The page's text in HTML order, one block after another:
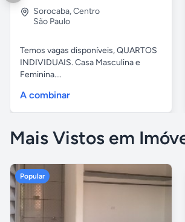
Sorocaba,Centro
São Paulo
Temos vagas disponíveis, QUARTOS
INDIVIDUAIS. Casa Masculina e
Feminina....
A combinar
Mais Vistos em
Popular